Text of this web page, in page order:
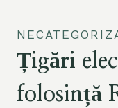
Țigări
folosință